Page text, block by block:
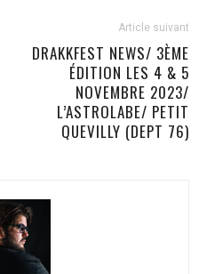
Article suivant
DRAKKFEST NEWS/ 3ÈME
ÉDITION LES 4 & 5
NOVEMBRE 2023/
L’ASTROLABE/ PETIT
QUEVILLY (DEPT 76)